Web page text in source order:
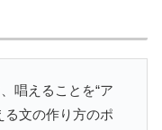
唱えることを“ア
る文の作り方のポ